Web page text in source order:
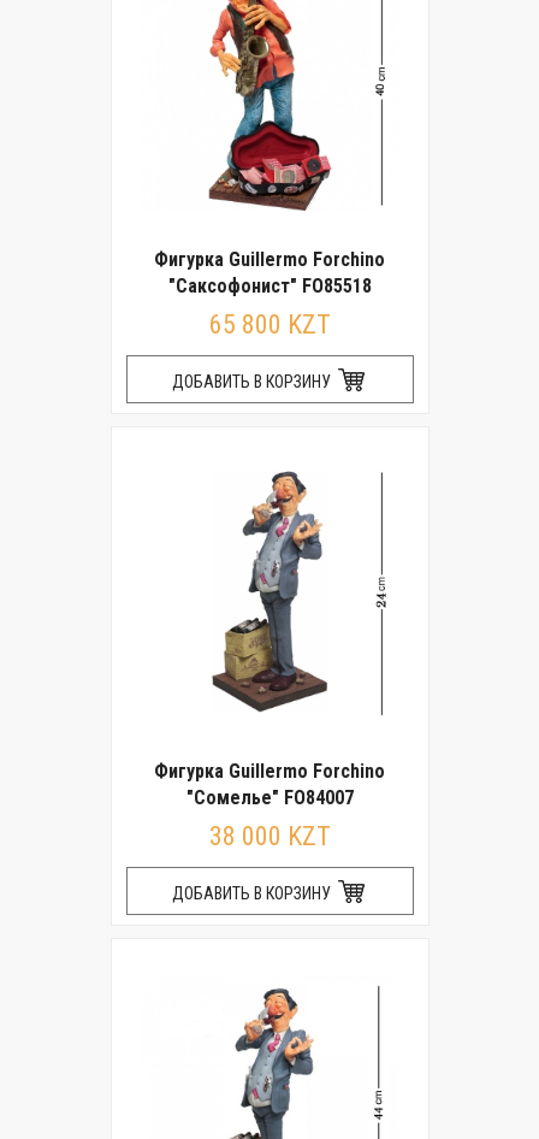
Фигурка Guillermo Forchino
"Саксофонист" FO85518
65 800 KZT
ДОБАВИТЬ В КОРЗИНУ
Фигурка Guillermo Forchino
"Сомелье" FO84007
38 000 KZT
ДОБАВИТЬ В КОРЗИНУ